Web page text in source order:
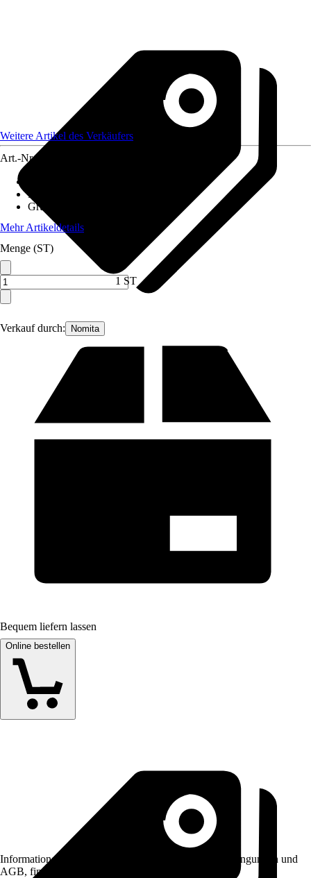
Verkauf durch: Nomita
Weitere Artikel des Verkäufers
Art.-Nr.
Material
Grundfarbe
Mehr Artikeldetails
Menge (ST)
1 ST
Bequem liefern lassen
Online bestellen
Informationen des Verkäufers, wie z. B. Rückgabebedingungen und
AGB, finden Sie bei Klick auf den Verkäufernamen.